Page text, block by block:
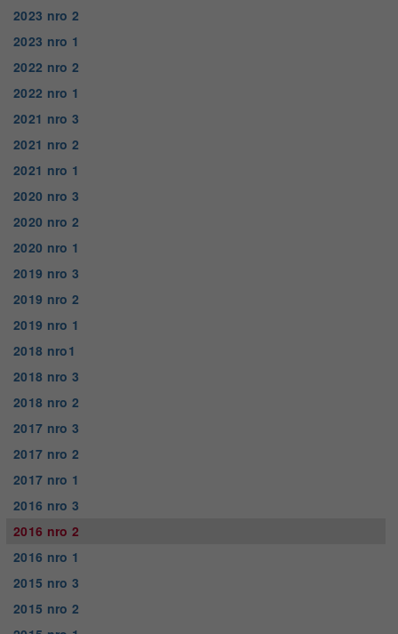
2023 nro 2
2023 nro 1
2022 nro 2
2022 nro 1
2021 nro 3
2021 nro 2
2021 nro 1
2020 nro 3
2020 nro 2
2020 nro 1
2019 nro 3
2019 nro 2
2019 nro 1
2018 nro1
2018 nro 3
2018 nro 2
2017 nro 3
2017 nro 2
2017 nro 1
2016 nro 3
2016 nro 2
2016 nro 1
2015 nro 3
2015 nro 2